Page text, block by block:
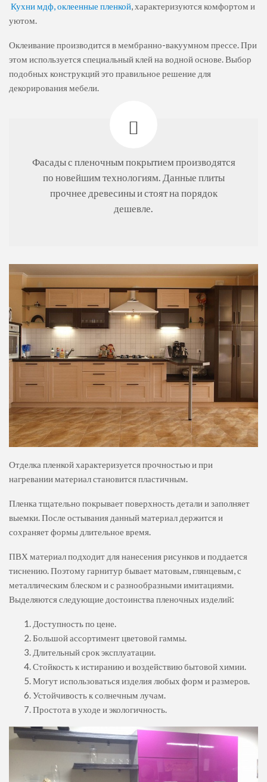
Кухни мдф, оклеенные пленкой, характеризуются комфортом и
уютом.
Оклеивание производится в мембранно-вакуумном прессе. При
этом используется специальный клей на водной основе. Выбор
подобных конструкций это правильное решение для
декорирования мебели.
Фасады с пленочным покрытием производятся
по новейшим технологиям. Данные плиты
прочнее древесины и стоят на порядок
дешевле.
Отделка пленкой характеризуется прочностью и при
нагревании материал становится пластичным.
Пленка тщательно покрывает поверхность детали и заполняет
выемки. После остывания данный материал держится и
сохраняет формы длительное время.
ПВХ материал подходит для нанесения рисунков и поддается
тиснению. Поэтому гарнитур бывает матовым, глянцевым, с
металлическим блеском и с разнообразными имитациями.
Выделяются следующие достоинства пленочных изделий:
Доступность по цене.
Большой ассортимент цветовой гаммы.
Длительный срок эксплуатации.
Стойкость к истиранию и воздействию бытовой химии.
Могут использоваться изделия любых форм и размеров.
Устойчивость к солнечным лучам.
Простота в уходе и экологичность.